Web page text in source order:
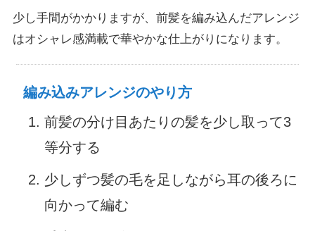
少し手間がかかりますが、前髪を編み込んだアレンジ
はオシャレ感満載で華やかな仕上がりになります。
編み込みアレンジのやり方
前髪の分け目あたりの髪を少し取って3
等分する
少しずつ髪の毛を足しながら耳の後ろに
向かって編む